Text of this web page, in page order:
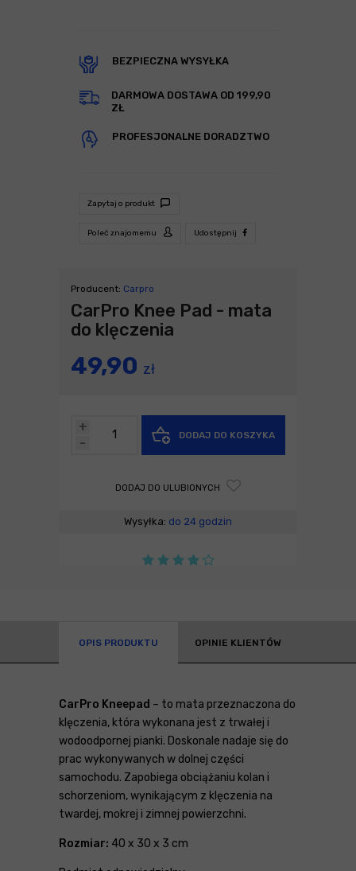
BEZPIECZNA WYSYŁKA
DARMOWA DOSTAWA OD 199,90
ZŁ
PROFESJONALNE DORADZTWO
Zapytaj o produkt
Poleć znajomemu Udostępnij
Producent: Carpro
CarPro Knee Pad - mata
do klęczenia
49,90 zł
-
+
DODAJ DO KOSZYKA
DODAJ DO ULUBIONYCH
Wysyłka: do 24 godzin
OPIS PRODUKTU OPINIE KLIENTÓW
CarPro Kneepad – to mata przeznaczona do
klęczenia, która wykonana jest z trwałej i
wodoodpornej pianki. Doskonale nadaje się do
prac wykonywanych w dolnej części
samochodu. Zapobiega obciążaniu kolan i
schorzeniom, wynikającym z klęczenia na
twardej, mokrej i zimnej powierzchni.
Rozmiar: 40 x 30 x 3 cm